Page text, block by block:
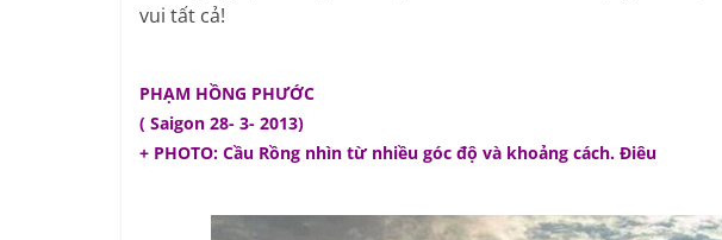
vui tất cả!
PHẠM HỒNG PHƯỚC
( Saigon 28- 3- 2013)
+ PHOTO: Cầu Rồng nhìn từ nhiều góc độ và khoảng cách. Điêu